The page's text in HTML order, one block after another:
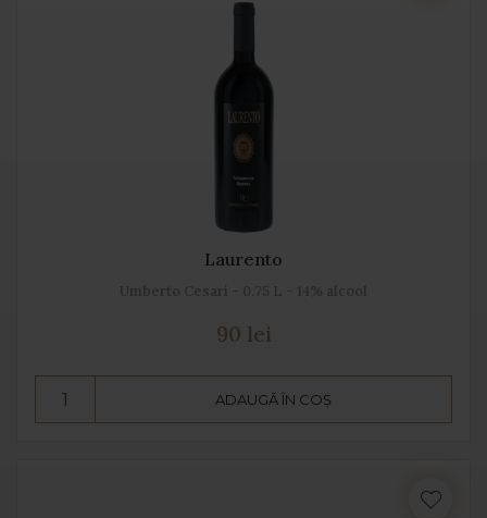
Laurento
Umberto Cesari - 0.75 L - 14% alcool
90 lei
ADAUGĂ ÎN COȘ